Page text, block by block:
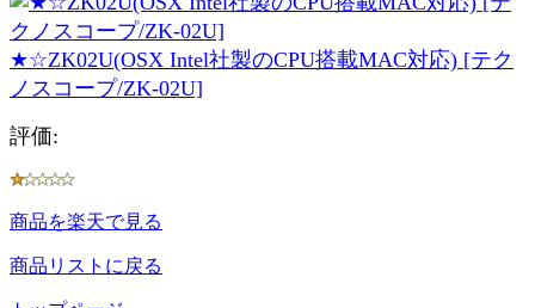
★☆ZK02U(OSX Intel社製のCPU搭載MAC対応) [テク
ノスコープ/ZK-02U]
評価:
商品を楽天で見る
商品リストに戻る